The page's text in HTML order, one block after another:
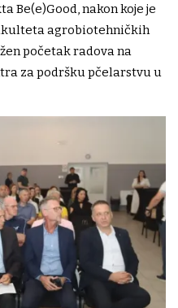
Be(e)Good, nakon koje je
agrobiotehničkih
početak radova na
za podršku pčelarstvu u